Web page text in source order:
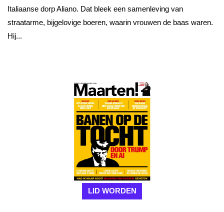
Italiaanse dorp Aliano. Dat bleek een samenleving van
straatarme, bijgelovige boeren, waarin vrouwen de baas waren.
Hij...
LID WORDEN